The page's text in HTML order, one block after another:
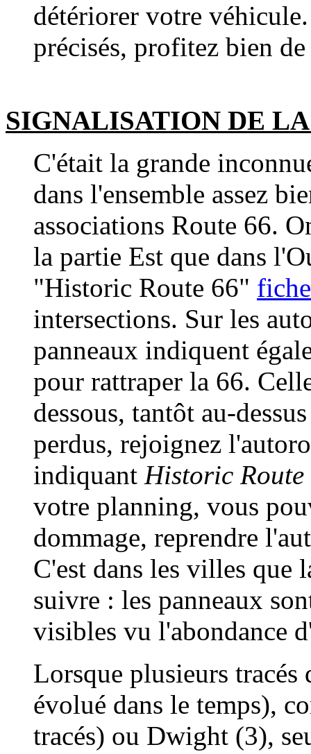
détériorer votre
précisés, profitez bien
SIGNALISATION DE
C'était la grande
dans l'ensemble assez
associations Route 66.
la partie Est que dans
"Historic Route 66"
intersections. Sur les
panneaux indiquent
pour rattraper la 66.
dessous, tantôt au-
perdus, rejoignez
indiquant Historic Route
votre planning, vous
dommage, reprendre
C'est dans les villes que
suivre : les panneaux
visibles vu l'abondance
Lorsque plusieurs tracés
évolué dans le temps),
tracés) ou Dwight (3),